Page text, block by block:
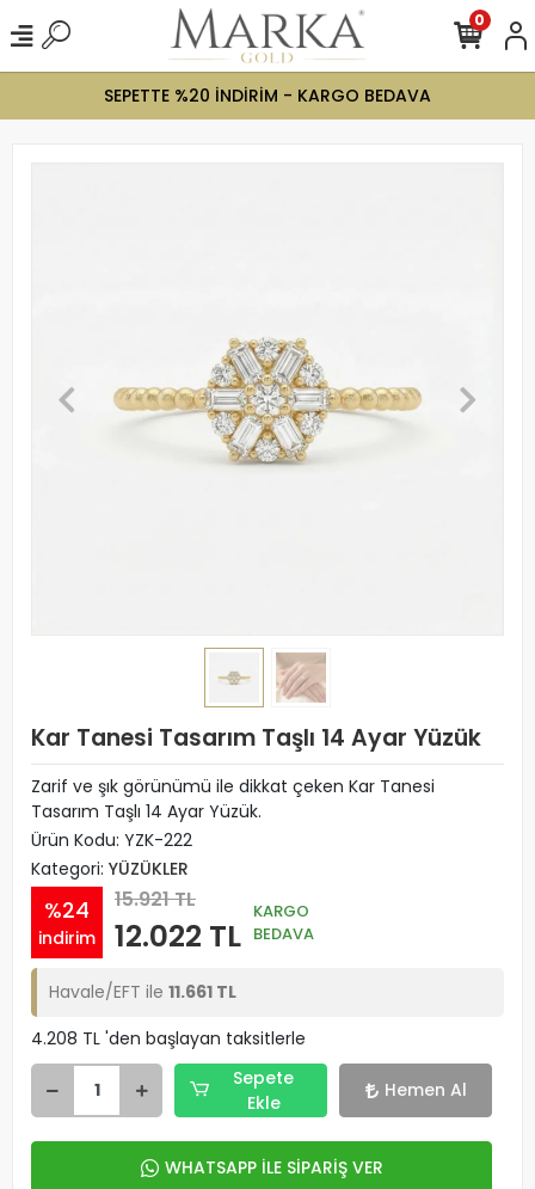
SEPETTE %20 İNDİRİM - KARGO BEDAVA
0
Kar Tanesi Tasarım Taşlı 14 Ayar Yüzük
Zarif ve şık görünümü ile dikkat çeken Kar Tanesi
Tasarım Taşlı 14 Ayar Yüzük.
Ürün Kodu: YZK-222
Kategori: YÜZÜKLER
%24
indirim
15.921 TL
12.022 TL
KARGO
BEDAVA
Havale/EFT ile 11.661 TL
4.208 TL 'den başlayan taksitlerle
Sepete
Ekle
Hemen Al
WHATSAPP İLE SİPARİŞ VER